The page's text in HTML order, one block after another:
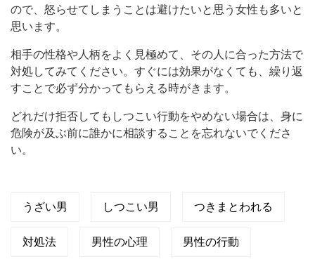
ので、怒らせてしまうことは避けたいと思う女性も多いと
思います。
相手の性格や人柄をよく見極めて、その人に合った方法で
対処してみてください。すぐには効果がなくても、繰り返
すことで必ず分かってもらえる時がきます。
どれだけ拒否してもしつこい行動をやめない場合は、身に
危険が及ぶ前に誰かに相談することを忘れないでくださ
い。
うざい男 しつこい男 つきまとわれる
対処法 男性の心理 男性の行動